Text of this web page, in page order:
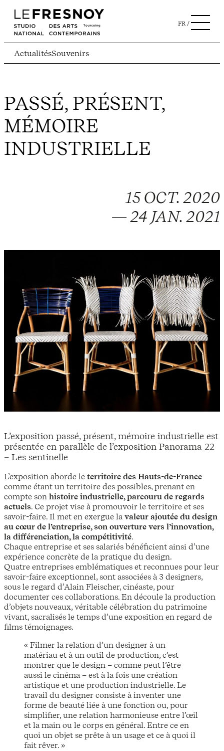
FR
ActualitésSouvenirs
PASSÉ, PRÉSENT,
MÉMOIRE
INDUSTRIELLE
15 OCT. 2020
— 24 JAN. 2021
L’exposition passé, présent, mémoire industrielle est
présentée en parallèle de l’exposition Panorama 22
– Les sentinelle
L’exposition aborde le territoire des Hauts-de-France
comme étant un territoire des possibles, prenant en
compte son histoire industrielle, parcouru de regards
actuels. Ce projet vise à promouvoir le territoire et ses
savoir-faire. Il met en exergue la valeur ajoutée du design
au cœur de l’entreprise, son ouverture vers l’innovation,
la différenciation, la compétitivité.
Chaque entreprise et ses salariés bénéficient ainsi d’une
expérience concrète de la pratique du design.
Quatre entreprises emblématiques et reconnues pour leur
savoir-faire exceptionnel, sont associées à 3 designers,
sous le regard d’Alain Fleischer, cinéaste, pour
documenter ces collaborations. En découle la production
d’objets nouveaux, véritable célébration du patrimoine
vivant, sacralisés le temps d’une exposition en regard de
films témoignages.
« Filmer la relation d’un designer à un
matériau et à un outil de production, c’est
montrer que le design – comme peut l’être
aussi le cinéma – est à la fois une création
artistique et une production industrielle. Le
travail du designer consiste à inventer une
forme de beauté liée à une fonction ou, pour
simplifier, une relation harmonieuse entre l’œil
et la main ou le corps en général. Entre ce en
quoi un objet se prête à un usage et ce à quoi il
fait rêver. »